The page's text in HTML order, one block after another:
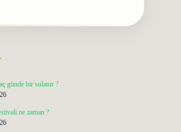
günde bir sulanır ?
ne zaman ?